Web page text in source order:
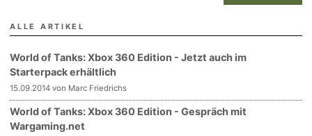
ALLE ARTIKEL
World of Tanks: Xbox 360 Edition - Jetzt auch im
Starterpack erhältlich
15.09.2014 von Marc Friedrichs
World of Tanks: Xbox 360 Edition - Gespräch mit
Wargaming.net